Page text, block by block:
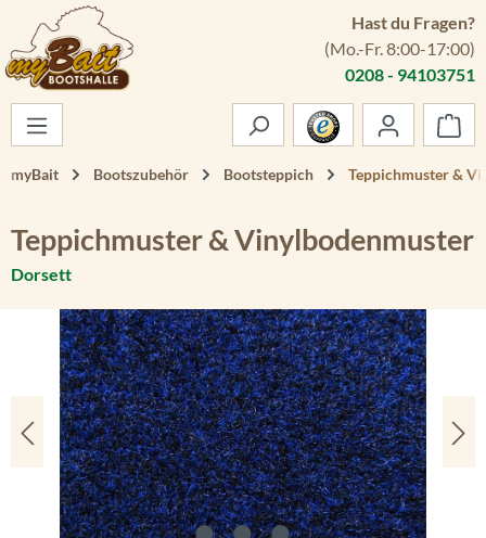
Zum Hauptinhalt springen
Hast du Fragen?
(Mo.-Fr. 8:00-17:00)
0208 - 94103751
myBait Bootszubehör Bootsteppich Teppichmuster &
Teppichmuster & Vinylbodenmuster
Dorsett
Bildergalerie überspringen